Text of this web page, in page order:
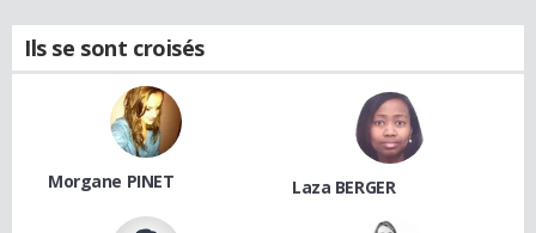
Ils se sont croisés
Morgane PINET Laza BERGER